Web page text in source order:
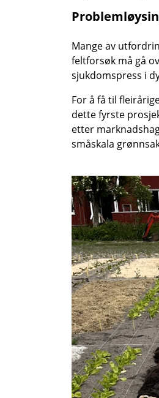
Mange av
feltforsøk må gå
sjukdomspress i
For å få til
dette fyrste
etter
småskala